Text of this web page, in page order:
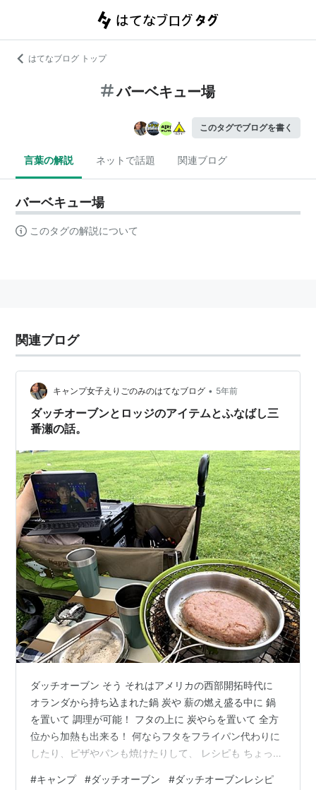
はてなブログ トップ
バーベキュー場
このタグでブログを書く
言葉の解説 ネットで話題 関連ブログ
バーベキュー場
このタグの解説について
関連ブログ
キャンプ女子えりごのみのはてなブログ • 5年前
ダッチオーブンとロッジのアイテムとふなばし三
番瀬の話。
ダッチオーブン そう それはアメリカの西部開拓時代に
オランダから持ち込まれた鍋 炭や 薪の燃え盛る中に 鍋
を置いて 調理が可能！ フタの上に 炭やらを置いて 全方
位から加熱も出来る！ 何ならフタをフライパン代わりに
したり、ピザやパンも焼けたりして、 レシピも ちょっと
出来る 蒸したり 煮込んだりも バッチリかつ ワイルドで
#キャンプ #ダッチオーブン #ダッチオーブンレシピ